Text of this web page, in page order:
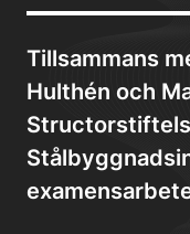
Tillsammans
Hulthén och